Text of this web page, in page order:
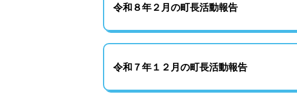
令和８年２月の町長活動報告
令和７年１２月の町長活動報告